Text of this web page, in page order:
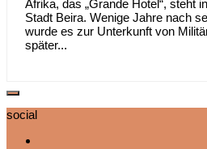
Afrika, das „Grande Hotel“, steht
Stadt Beira. Wenige Jahre nach
wurde es zur Unterkunft von
später...
social